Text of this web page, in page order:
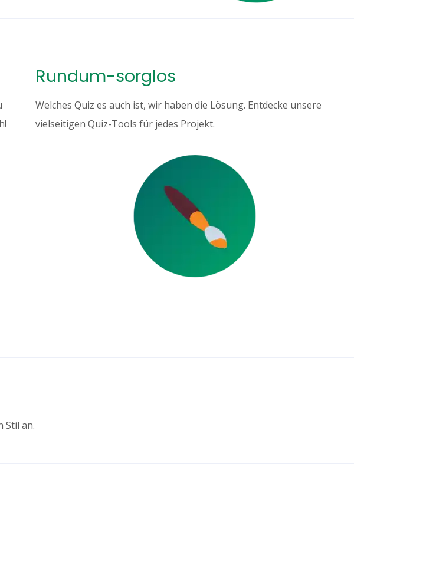
Rundum-sorglos
Welches Quiz es auch ist, wir haben die Lösung. Entdecke unsere
vielseitigen Quiz-Tools für jedes Projekt.
Stil an.